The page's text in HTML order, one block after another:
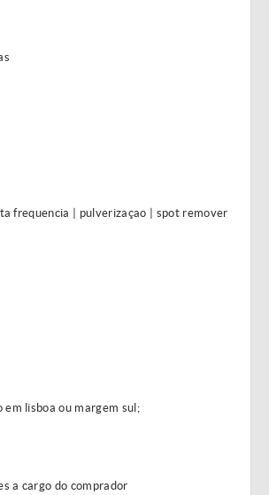
frequencia | pulverizaçao | spot remover
em lisboa ou margem sul;
a cargo do comprador